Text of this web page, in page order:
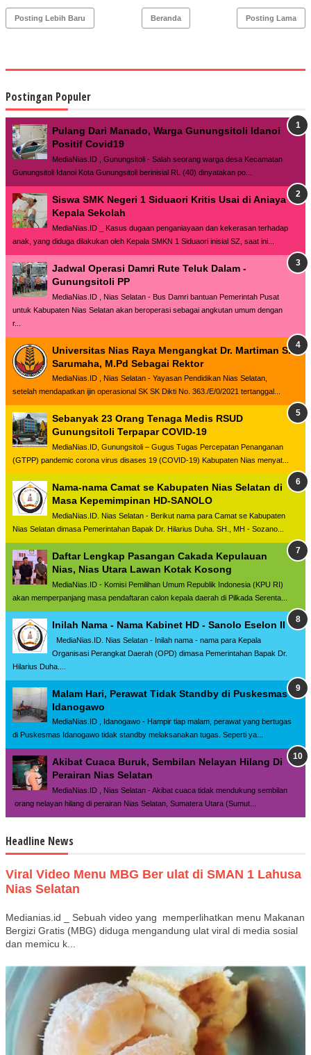
Posting Lebih Baru Posting Lama
Beranda
Postingan Populer
Pulang Dari Manado, Warga Gunungsitoli Idanoi
Positif Covid19
MediaNias.ID , Gunungsitoli - Salah seorang warga desa Kecamatan
Gunungsitoli Idanoi Kota Gunungsitoli berinisial RL (40) dinyatakan po...
Siswa SMK Negeri 1 Siduaori Kritis Usai di Aniaya
Kepala Sekolah
MediaNias.ID _ Kasus dugaan penganiayaan dan kekerasan terhadap
anak, yang diduga dilakukan oleh Kepala SMKN 1 Siduaori inisial SZ, saat ini...
Jadwal Operasi Damri Rute Teluk Dalam -
Gunungsitoli PP
MediaNias.ID , Nias Selatan - Bus Damri bantuan Pemerintah Pusat
untuk Kabupaten Nias Selatan akan beroperasi sebagai angkutan umum dengan
r...
Universitas Nias Raya Mengangkat Dr. Martiman S.
Sarumaha, M.Pd Sebagai Rektor
MediaNias.ID , Nias Selatan - Yayasan Pendidikan Nias Selatan,
setelah mendapatkan ijin operasional SK SK Dikti No. 363./E/0/2021 tertanggal...
Sebanyak 23 Orang Tenaga Medis RSUD
Gunungsitoli Terpapar COVID-19
MediaNias.ID, Gunungsitoli – Gugus Tugas Percepatan Penanganan
(GTPP) pandemic corona virus disases 19 (COVID-19) Kabupaten Nias menyat...
Nama-nama Camat se Kabupaten Nias Selatan di
Masa Kepemimpinan HD-SANOLO
MediaNias.ID. Nias Selatan - Berikut nama para Camat se Kabupaten
Nias Selatan dimasa Pemerintahan Bapak Dr. Hilarius Duha. SH., MH - Sozano...
Daftar Lengkap Pasangan Cakada Kepulauan
Nias, Nias Utara Lawan Kotak Kosong
MediaNias.ID - Komisi Pemilihan Umum Republik Indonesia (KPU RI)
akan memperpanjang masa pendaftaran calon kepala daerah di Pilkada Serenta...
Inilah Nama - Nama Kabinet HD - Sanolo Eselon II
MediaNias.ID. Nias Selatan - Inilah nama - nama para Kepala
Organisasi Perangkat Daerah (OPD) dimasa Pemerintahan Bapak Dr.
Hilarius Duha....
Malam Hari, Perawat Tidak Standby di Puskesmas
Idanogawo
MediaNias.ID , Idanogawo - Hampir tiap malam, perawat yang bertugas
di Puskesmas Idanogawo tidak standby melaksanakan tugas. Seperti ya...
Akibat Cuaca Buruk, Sembilan Nelayan Hilang Di
Perairan Nias Selatan
MediaNias.ID , Nias Selatan - Akibat cuaca tidak mendukung sembilan
orang nelayan hilang di perairan Nias Selatan, Sumatera Utara (Sumut...
Headline News
Viral Video Menu MBG Ber ulat di SMAN 1 Lahusa
Nias Selatan
Medianias.id _ Sebuah video yang memperlihatkan menu Makanan
Bergizi Gratis (MBG) diduga mengandung ulat viral di media sosial
dan memicu k...